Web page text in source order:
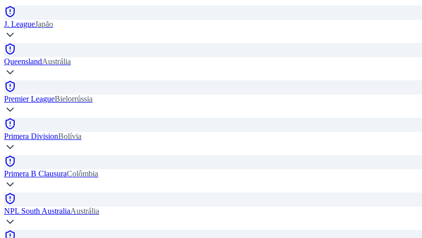
J. LeagueJapão
QueenslandAustrália
Premier LeagueBielorrússia
Primera DivisionBolívia
Primera B ClausuraColômbia
NPL South AustraliaAustrália